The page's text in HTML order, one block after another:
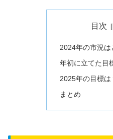
目次
2024年の市況は
年初に立てた目
2025年の目標は
まとめ